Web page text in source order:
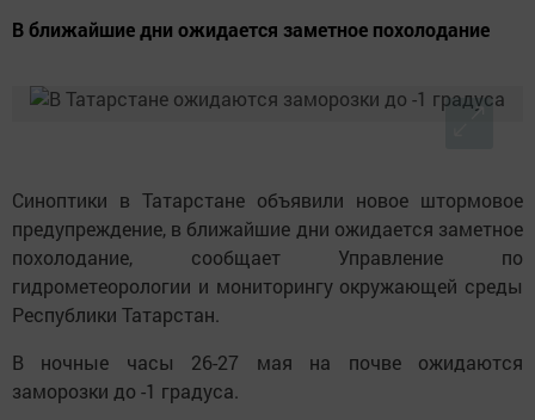
В ближайшие дни ожидается заметное похолодание
Синоптики в Татарстане объявили новое штормовое
предупреждение, в ближайшие дни ожидается заметное
похолодание, сообщает Управление по
гидрометеорологии и мониторингу окружающей среды
Республики Татарстан.
В ночные часы 26-27 мая на почве ожидаются
заморозки до -1 градуса.